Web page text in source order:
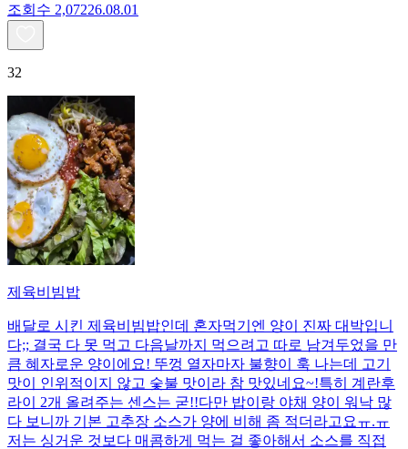
조회수 2,07226.08.01
32
제육비빔밥
배달로 시킨 제육비빔밥인데 혼자먹기엔 양이 진짜 대박입니
다;; 결국 다 못 먹고 다음날까지 먹으려고 따로 남겨두었을 만
큼 혜자로운 양이에요! 뚜껑 열자마자 불향이 훅 나는데 고기
맛이 인위적이지 않고 숯불 맛이라 참 맛있네요~!특히 계란후
라이 2개 올려주는 센스는 굳!! ​다만 밥이랑 야채 양이 워낙 많
다 보니까 기본 고추장 소스가 양에 비해 좀 적더라고요ㅠ.ㅠ
저는 싱거운 것보다 매콤하게 먹는 걸 좋아해서 소스를 직접